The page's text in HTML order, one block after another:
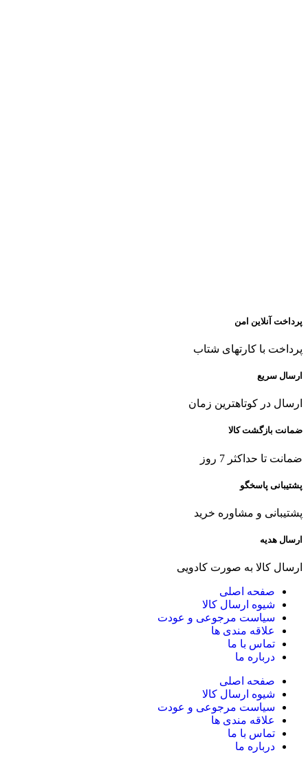
پرداخت آنلاین امن
پرداخت با کارتهای شتاب
ارسال سریع
ارسال در کوتاهترین زمان
ضمانت بازگشت کالا
ضمانت تا حداکثر 7 روز
پشتیبانی پاسخگو
پشتیبانی و مشاوره خرید
ارسال هدیه
ارسال کالا به صورت کادویی
صفحه اصلی
شیوه ارسال کالا
سیاست مرجوعی و عودت
علاقه مندی ها
تماس با ما
درباره ما
صفحه اصلی
شیوه ارسال کالا
سیاست مرجوعی و عودت
علاقه مندی ها
تماس با ما
درباره ما